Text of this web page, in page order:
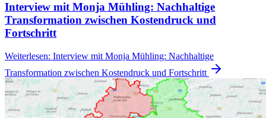
Interview mit Monja Mühling: Nachhaltige
Transformation zwischen Kostendruck und
Fortschritt
Weiterlesen: Interview mit Monja Mühling: Nachhaltige
Transformation zwischen Kostendruck und Fortschritt